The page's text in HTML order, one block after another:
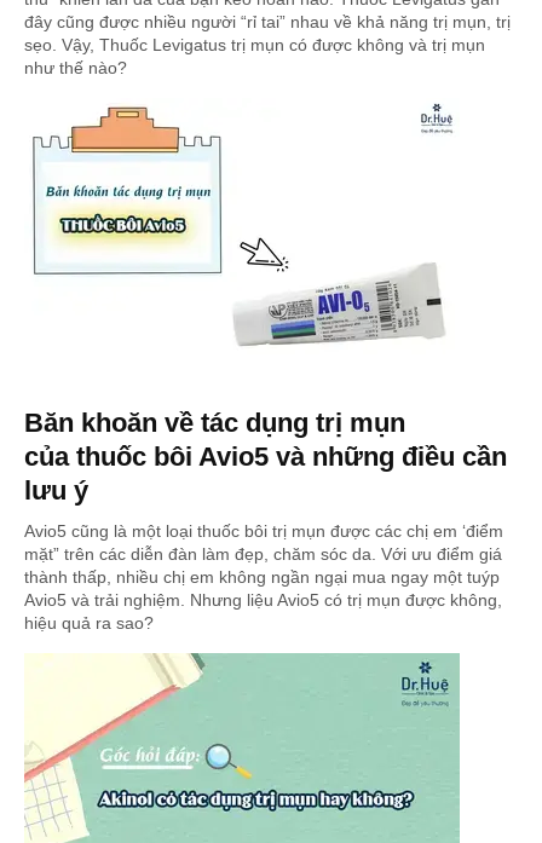
đây cũng được nhiều người “rỉ tai” nhau về khả năng trị mụn, trị
sẹo. Vậy, Thuốc Levigatus trị mụn có được không và trị mụn
như thế nào?
Băn khoăn về tác dụng trị mụn
của thuốc bôi Avio5 và những điều cần
lưu ý
Avio5 cũng là một loại thuốc bôi trị mụn được các chị em ‘điểm
mặt” trên các diễn đàn làm đẹp, chăm sóc da. Với ưu điểm giá
thành thấp, nhiều chị em không ngần ngại mua ngay một tuýp
Avio5 và trải nghiệm. Nhưng liệu Avio5 có trị mụn được không,
hiệu quả ra sao?